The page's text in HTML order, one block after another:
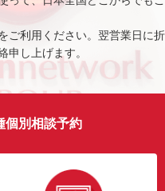
ご利用ください。翌営業日に折
申し上げます。
個別相談予約